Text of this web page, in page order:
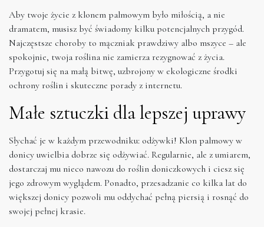
Aby twoje życie z klonem palmowym było miłością, a nie
dramatem, musisz być świadomy kilku potencjalnych przygód.
Najczęstsze choroby to mączniak prawdziwy albo mszyce – ale
spokojnie, twoja roślina nie zamierza rezygnować z życia.
Przygotuj się na małą bitwę, uzbrojony w ekologiczne środki
ochrony roślin i skuteczne porady z internetu.
Małe sztuczki dla lepszej uprawy
Słychać je w każdym przewodniku: odżywki! Klon palmowy w
donicy uwielbia dobrze się odżywiać. Regularnie, ale z umiarem,
dostarczaj mu nieco nawozu do roślin doniczkowych i ciesz się
jego zdrowym wyglądem. Ponadto, przesadzanie co kilka lat do
większej donicy pozwoli mu oddychać pełną piersią i rosnąć do
swojej pełnej krasie.